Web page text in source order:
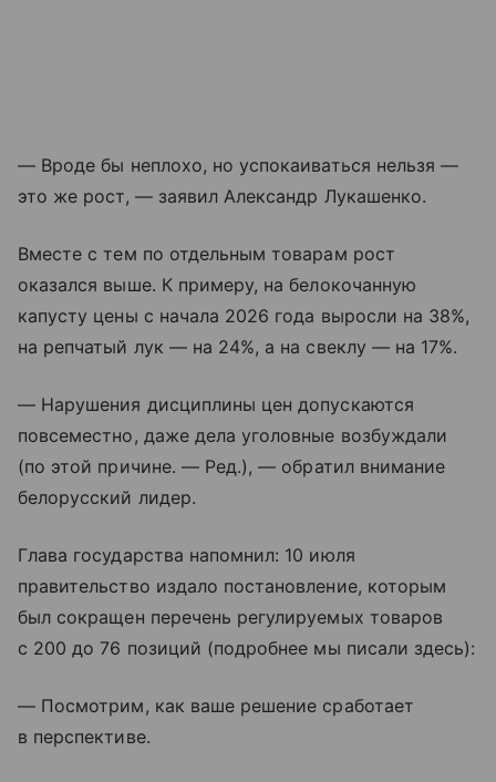
— Вроде бы неплохо, но успокаиваться нельзя —
это же рост, — заявил Александр Лукашенко.
Вместе с тем по отдельным товарам рост
оказался выше. К примеру, на белокочанную
капусту цены с начала 2026 года выросли на 38%,
на репчатый лук — на 24%, а на свеклу — на 17%.
— Нарушения дисциплины цен допускаются
повсеместно, даже дела уголовные возбуждали
(по этой причине. — Ред.), — обратил внимание
белорусский лидер.
Глава государства напомнил: 10 июля
правительство издало постановление, которым
был сокращен перечень регулируемых товаров
с 200 до 76 позиций (подробнее мы писали здесь):
— Посмотрим, как ваше решение сработает
в перспективе.